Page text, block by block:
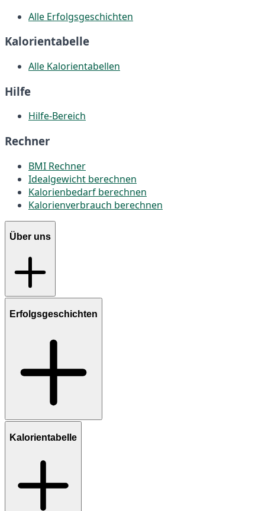
Alle Erfolgsgeschichten
Kalorientabelle
Alle Kalorientabellen
Hilfe
Hilfe-Bereich
Rechner
BMI Rechner
Idealgewicht berechnen
Kalorienbedarf berechnen
Kalorienverbrauch berechnen
Über uns
Erfolgsgeschichten
Kalorientabelle